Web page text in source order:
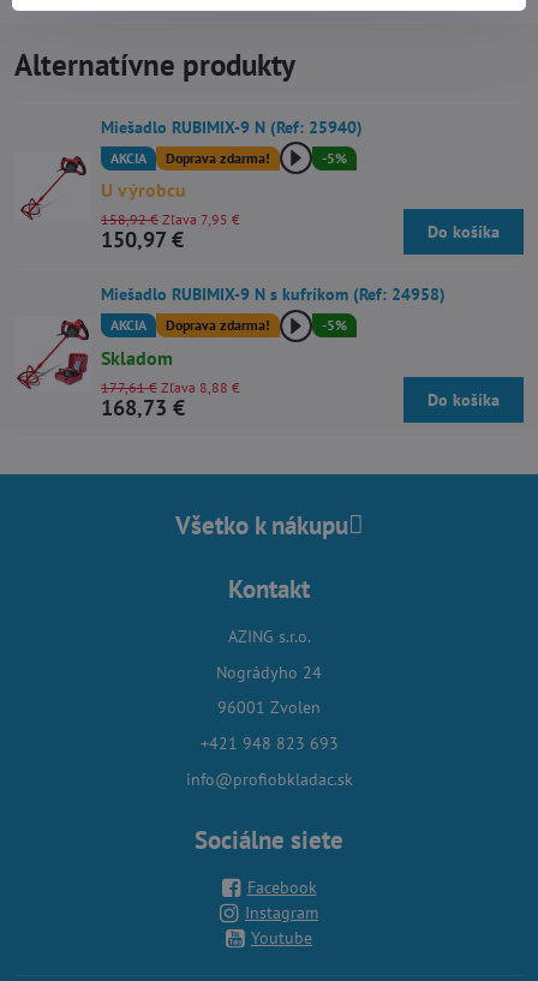
Alternatívne produkty
Miešadlo RUBIMIX-9 N (Ref: 25940)
AKCIA Doprava zdarma! -5%
U výrobcu
150,97 €
158,92 € Zľava 7,95 €
Do košíka
Miešadlo RUBIMIX-9 N s kufríkom (Ref: 24958)
AKCIA Doprava zdarma! -5%
Skladom
168,73 €
177,61 € Zľava 8,88 €
Do košíka
Všetko k nákupu
Kontakt
AZING s.r.o.
Nográdyho 24
96001 Zvolen
+421 948 823 693
info@profiobkladac.sk
Sociálne siete
Facebook
Instagram
Youtube